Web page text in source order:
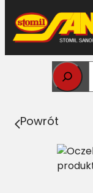
Przejdź
do
treści
Strona główna>
klasyczny JD
Powrót